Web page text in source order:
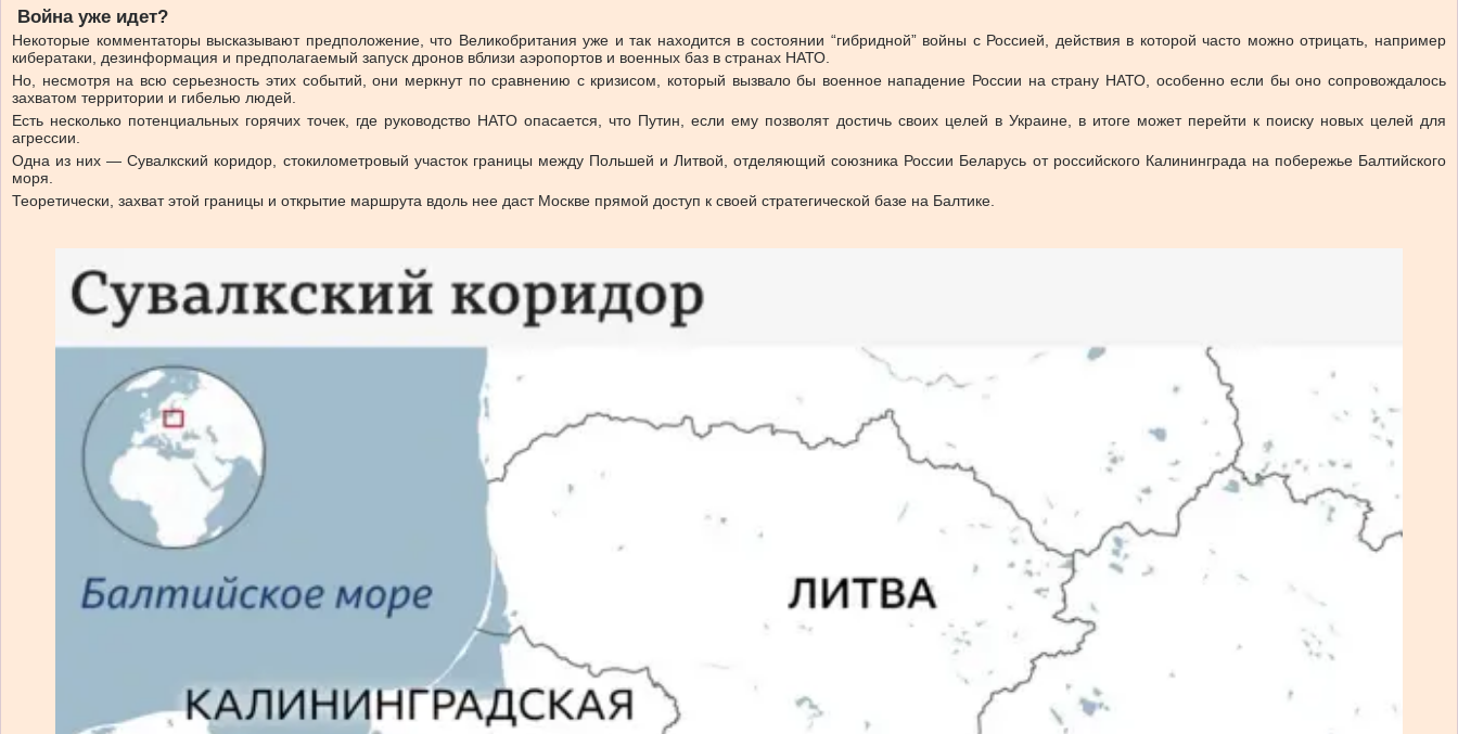
Война уже идет?
Некоторые комментаторы высказывают предположение, что Великобритания уже и так находится в состоянии “гибридной” войны с Россией, действия в которой часто можно отрицать, например
кибератаки, дезинформация и предполагаемый запуск дронов вблизи аэропортов и военных баз в странах НАТО.
Но, несмотря на всю серьезность этих событий, они меркнут по сравнению с кризисом, который вызвало бы военное нападение России на страну НАТО, особенно если бы оно сопровождалось
захватом территории и гибелью людей.
Есть несколько потенциальных горячих точек, где руководство НАТО опасается, что Путин, если ему позволят достичь своих целей в Украине, в итоге может перейти к поиску новых целей для
агрессии.
Одна из них — Сувалкский коридор, стокилометровый участок границы между Польшей и Литвой, отделяющий союзника России Беларусь от российского Калининграда на побережье Балтийского
моря.
Теоретически, захват этой границы и открытие маршрута вдоль нее даст Москве прямой доступ к своей стратегической базе на Балтике.